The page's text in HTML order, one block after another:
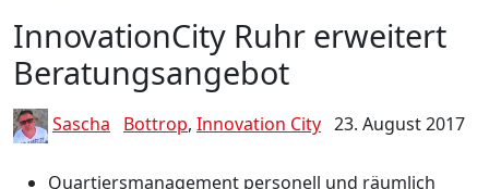
InnovationCity Ruhr erweitert
Beratungsangebot
Sascha Bottrop, Innovation City 23. August 2017
Quartiersmanagement personell und räumlich